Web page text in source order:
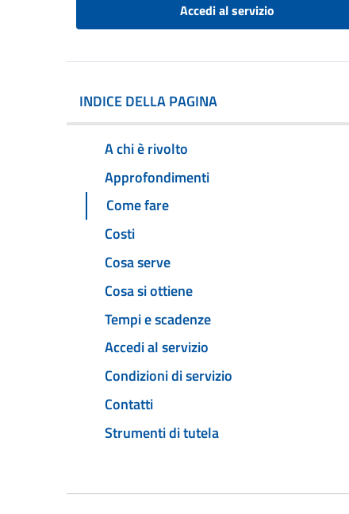
Accedi al servizio
INDICE DELLA PAGINA
A chi è rivolto
Approfondimenti
Come fare
Costi
Cosa serve
Cosa si ottiene
Tempi e scadenze
Accedi al servizio
Condizioni di servizio
Contatti
Strumenti di tutela